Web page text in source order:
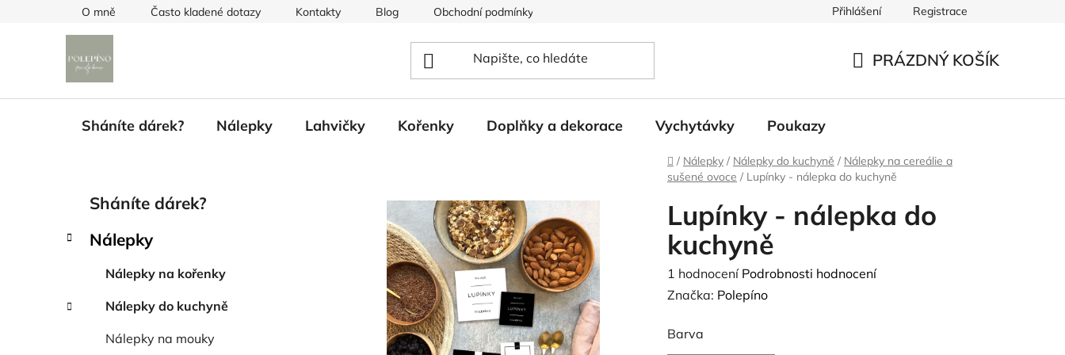
O mně Často kladené dotazy Kontakty Blog Obchodní podmínky Přihlášení Registrace
PRÁZDNÝ KOŠÍK
Sháníte dárek? Nálepky Lahvičky Kořenky Doplňky a dekorace Vychytávky Poukazy
Domů
/ Nálepky / Nálepky do kuchyně / Nálepky na cereálie a
sušené ovoce / Lupínky - nálepka do kuchyně
s
a
n
kategorie
e
i
Sháníte dárek?
Nálepky
Nálepky na kořenky
Nálepky do kuchyně
Nálepky na mouky
Lupínky - nálepka do
kuchyně
Průměrné
hodnocení
je
1 hodnocení Podrobnosti hodnocení
Značka: Polepíno
Barva